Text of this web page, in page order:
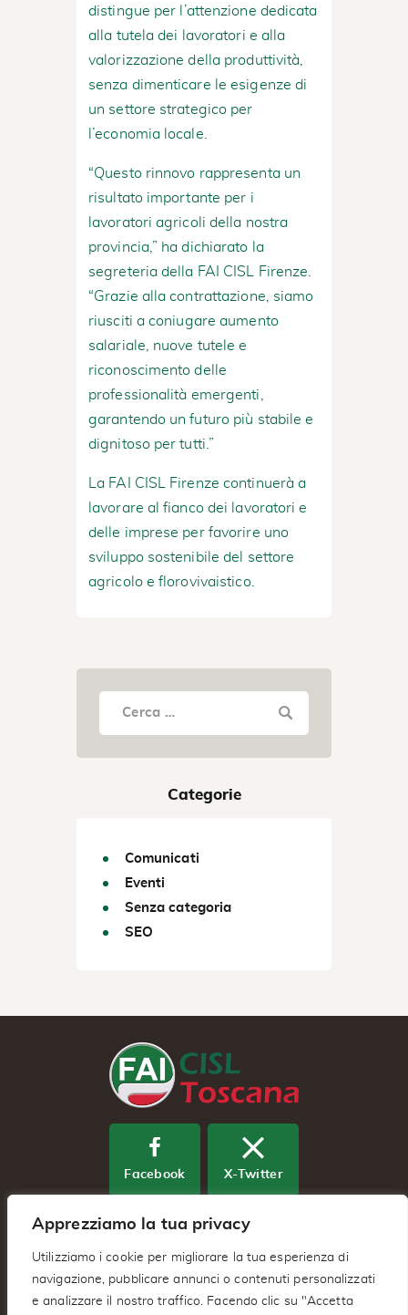
Apprezziamo la tua privacy
Utilizziamo i cookie per migliorare la tua esperienza di
navigazione, pubblicare annunci o contenuti personalizzati
e analizzare il nostro traffico. Facendo clic su "Accetta
distingue per l’attenzione dedicata
alla tutela dei lavoratori e alla
valorizzazione della produttività,
senza dimenticare le esigenze di
un settore strategico per
l’economia locale.
“Questo rinnovo rappresenta un
risultato importante per i
lavoratori agricoli della nostra
provincia,” ha dichiarato la
segreteria della FAI CISL Firenze.
“Grazie alla contrattazione, siamo
riusciti a coniugare aumento
salariale, nuove tutele e
riconoscimento delle
professionalità emergenti,
garantendo un futuro più stabile e
dignitoso per tutti.”
La FAI CISL Firenze continuerà a
lavorare al fianco dei lavoratori e
delle imprese per favorire uno
sviluppo sostenibile del settore
agricolo e florovivaistico.
Categorie
Comunicati
Eventi
Senza categoria
SEO
Facebook X-Twitter
Youtube
Fai Cisl Regionale Toscana – Via